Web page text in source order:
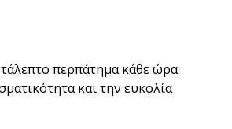
περπάτημα κάθε ώρα
και την ευκολία